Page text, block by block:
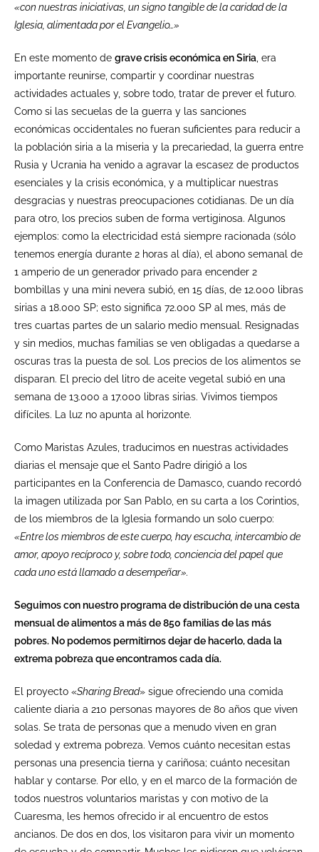
«con nuestras iniciativas, un signo tangible de la caridad de la
Iglesia, alimentada por el Evangelio…»
En este momento de grave crisis económica en Siria , era
importante reunirse, compartir y coordinar nuestras
actividades actuales y, sobre todo, tratar de prever el futuro.
Como si las secuelas de la guerra y las sanciones
económicas occidentales no fueran suficientes para reducir a
la población siria a la miseria y la precariedad, la guerra entre
Rusia y Ucrania ha venido a agravar la escasez de productos
esenciales y la crisis económica, y a multiplicar nuestras
desgracias y nuestras preocupaciones cotidianas. De un día
para otro, los precios suben de forma vertiginosa. Algunos
ejemplos: como la electricidad está siempre racionada (sólo
tenemos energía durante 2 horas al día), el abono semanal de
1 amperio de un generador privado para encender 2
bombillas y una mini nevera subió, en 15 días, de 12.000 libras
sirias a 18.000 SP; esto significa 72.000 SP al mes, más de
tres cuartas partes de un salario medio mensual. Resignadas
y sin medios, muchas familias se ven obligadas a quedarse a
oscuras tras la puesta de sol. Los precios de los alimentos se
disparan. El precio del litro de aceite vegetal subió en una
semana de 13.000 a 17.000 libras sirias. Vivimos tiempos
difíciles. La luz no apunta al horizonte.
Como Maristas Azules, traducimos en nuestras actividades
diarias el mensaje que el Santo Padre dirigió a los
participantes en la Conferencia de Damasco, cuando recordó
la imagen utilizada por San Pablo, en su carta a los Corintios,
de los miembros de la Iglesia formando un solo cuerpo:
«Entre los miembros de este cuerpo, hay escucha, intercambio de
amor, apoyo recíproco y, sobre todo, conciencia del papel que
cada uno está llamado a desempeñar».
Seguimos con nuestro programa de distribución de una cesta
mensual de alimentos a más de 850 familias de las más
pobres. No podemos permitirnos dejar de hacerlo, dada la
extrema pobreza que encontramos cada día.
El proyecto «Sharing Bread» sigue ofreciendo una comida
caliente diaria a 210 personas mayores de 80 años que viven
solas. Se trata de personas que a menudo viven en gran
soledad y extrema pobreza. Vemos cuánto necesitan estas
personas una presencia tierna y cariñosa; cuánto necesitan
hablar y contarse. Por ello, y en el marco de la formación de
todos nuestros voluntarios maristas y con motivo de la
Cuaresma, les hemos ofrecido ir al encuentro de estos
ancianos. De dos en dos, los visitaron para vivir un momento